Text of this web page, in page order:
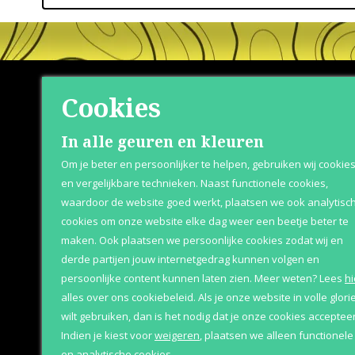
Shop
Herenparfum
Damesparfum
Merken
Geschenksets
Aanbiedingen
Betaalopties
Bezorging
Over
Cookies
In alle geuren en kleuren
Om je beter en persoonlijker te helpen, gebruiken wij cookies
en vergelijkbare technieken. Naast functionele cookies,
waardoor de website goed werkt, plaatsen we ook
cookies om onze website elke dag weer een beetje beter te
maken. Ook plaatsen we persoonlijke cookies zodat wij en
derde partijen jouw internetgedrag kunnen volgen en
persoonlijke content kunnen laten zien. Meer weten?Lees
alles over ons cookiebeleid. Als je onze website in volle glorie
wilt gebruiken, dan is het nodig dat je onze cookies
Indien je kiest voorweigeren,plaatsen we alleen functionele